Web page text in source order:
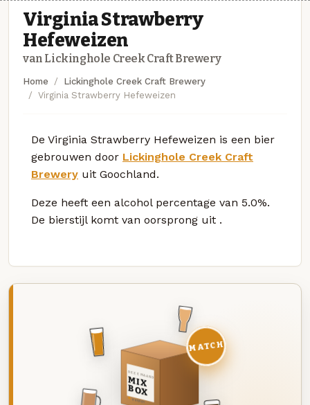
Virginia Strawberry
Hefeweizen
van Lickinghole Creek Craft Brewery
Home
Lickinghole Creek Craft Brewery
Virginia Strawberry Hefeweizen
De Virginia Strawberry Hefeweizen is een bier
gebrouwen door Lickinghole Creek Craft
Brewery uit Goochland.
Deze heeft een alcohol percentage van 5.0%.
De bierstijl komt van oorsprong uit .
DEZE MAAND
MIX
BOX
8 BIEREN
MATCH